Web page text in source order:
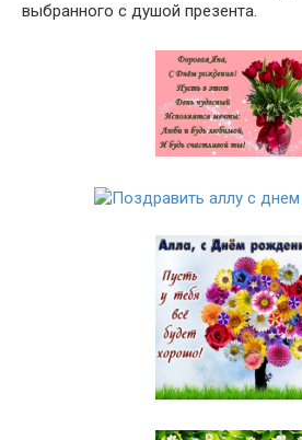
выбранного с душой презента.